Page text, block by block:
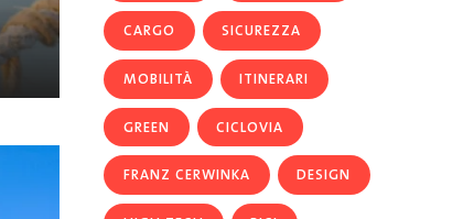
CARGO SICUREZZA
MOBILITÀ ITINERARI
GREEN CICLOVIA
FRANZ CERWINKA DESIGN